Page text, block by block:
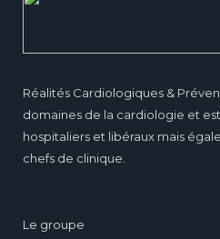
Réalités Cardiologiques &
domaines de la cardiologie et
hospitaliers et libéraux mais
chefs de clinique.
Le groupe